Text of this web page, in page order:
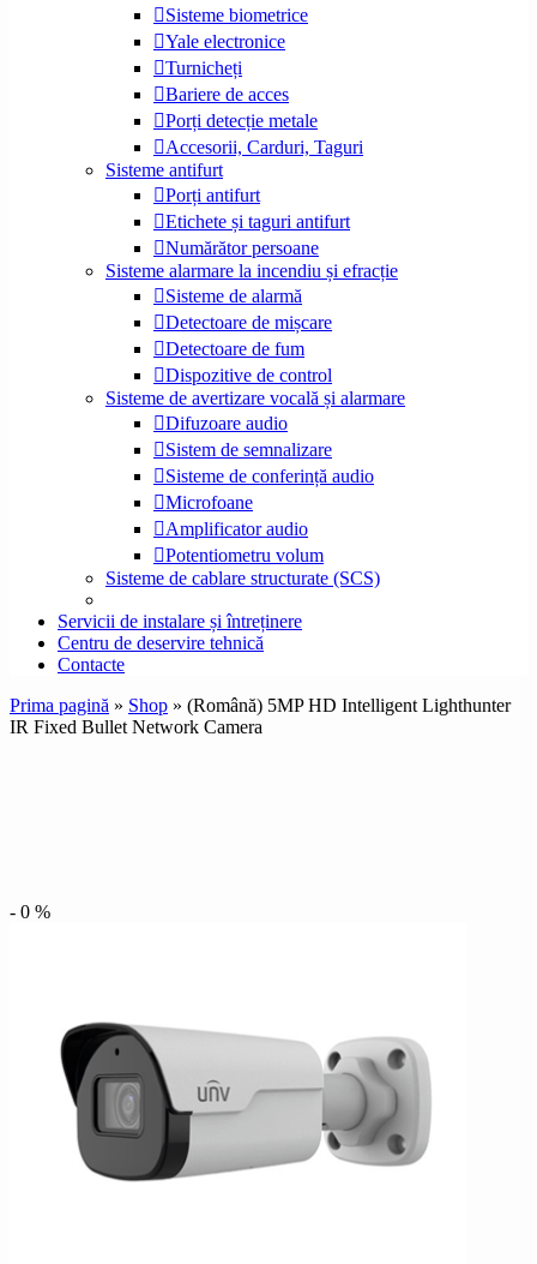
Sisteme biometrice
Yale electronice
Turnicheți
Bariere de acces
Porți detecție metale
Accesorii, Carduri, Taguri
Sisteme antifurt
Porți antifurt
Etichete și taguri antifurt
Numărător persoane
Sisteme alarmare la incendiu și efracție
Sisteme de alarmă
Detectoare de mișcare
Detectoare de fum
Dispozitive de control
Sisteme de avertizare vocală și alarmare
Difuzoare audio
Sistem de semnalizare
Sisteme de conferință audio
Microfoane
Amplificator audio
Potentiometru volum
Sisteme de cablare structurate (SCS)
Servicii de instalare și întreținere
Centru de deservire tehnică
Contacte
Prima pagină » Shop » (Română) 5MP HD Intelligent Lighthunter
IR Fixed Bullet Network Camera
- 0 %